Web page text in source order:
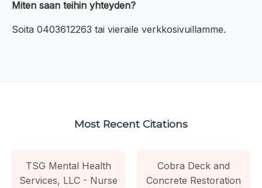
Miten saan teihin yhteyden?
Soita 0403612263 tai vieraile verkkosivuillamme.
Most Recent Citations
TSG Mental Health
Services, LLC - Nurse
Cobra Deck and
Concrete Restoration